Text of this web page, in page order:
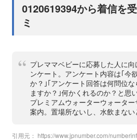
0120619394から着信を
ミ
プレママベビーに応募した人に
ンケート。アンケート内容は｢今
か？｣｢アンケート回答は何問位
ますか？｣何かくれるのか？と思
プレミアムウォーターウォータ
案内。置場所ないし、水飲まない
引用元： https://www.jpnumber.com/